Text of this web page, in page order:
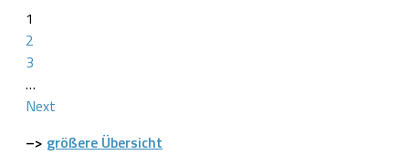
1
2
3
…
Next
–> größere Übersicht